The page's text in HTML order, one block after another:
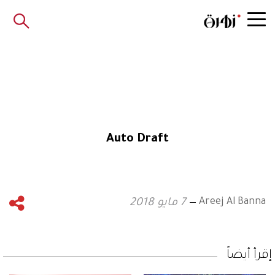
Auto Draft
Areej Al Banna 7 مايو 2018
إقرأ أيضاً